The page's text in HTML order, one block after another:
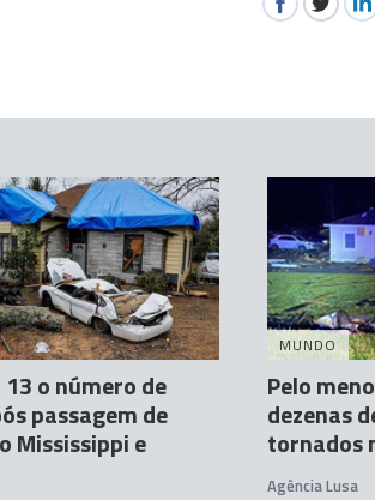
o número de
passagem de
Mississippi e
MUNDO
Pelo
dezenas
tornados
Agência Lusa